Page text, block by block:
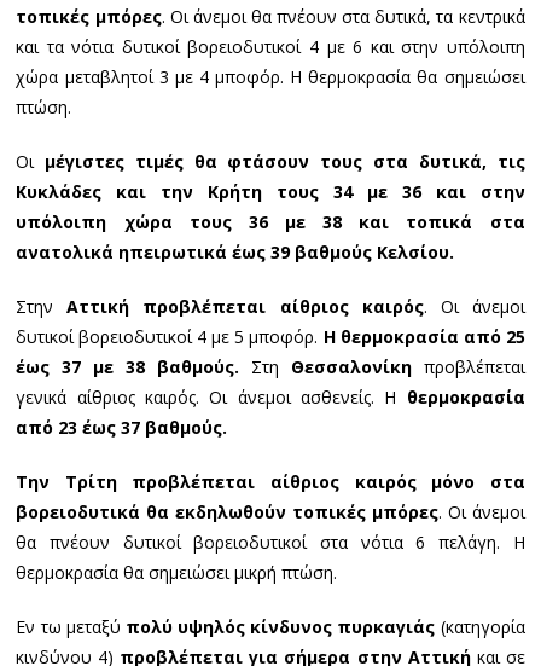
τοπικές μπόρες. Οι άνεμοι θα πνέουν στα δυτικά, τα κεντρικά
και τα νότια δυτικοί βορειοδυτικοί 4 με 6 και στην υπόλοιπη
χώρα μεταβλητοί 3 με 4 μποφόρ. Η θερμοκρασία θα σημειώσει
πτώση.
Οι μέγιστες τιμές θα φτάσουν τους στα δυτικά, τις
Κυκλάδες και την Κρήτη τους 34 με 36 και στην
υπόλοιπη χώρα τους 36 με 38 και τοπικά στα
ανατολικά ηπειρωτικά έως 39 βαθμούς Κελσίου.
ΣτηνΑττική προβλέπεται αίθριος καιρός. Οι άνεμοι
δυτικοί βορειοδυτικοί 4 με 5 μποφόρ. Η θερμοκρασία από 25
έως 37 με 38 βαθμούς. Στη Θεσσαλονίκηπροβλέπεται
γενικά αίθριος καιρός. Οι άνεμοι ασθενείς. Η θερμοκρασία
από 23 έως 37 βαθμούς.
Την Τρίτη προβλέπεται αίθριος καιρός μόνο στα
βορειοδυτικά θα εκδηλωθούν τοπικές μπόρες. Οι άνεμοι
θα πνέουν δυτικοί βορειοδυτικοί στα νότια 6 πελάγη. Η
θερμοκρασία θα σημειώσει μικρή πτώση.
Εν τω μεταξύ πολύ υψηλός κίνδυνος πυρκαγιάς (κατηγορία
κινδύνου 4) προβλέπεται για σήμερα στην Αττικήκαι σε